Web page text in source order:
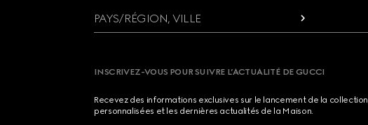
PAYS/RÉGION, VILLE
INSCRIVEZ-VOUS POUR SUIVRE L’ACTUALITÉ DE GUCCI
Recevez des informations exclusives sur le lancement de la
personnalisées et les dernières actualités de la Maison.